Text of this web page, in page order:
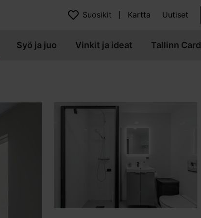
Suosikit Kartta Uutiset
Syö ja juo Vinkit ja ideat Tallinn Card